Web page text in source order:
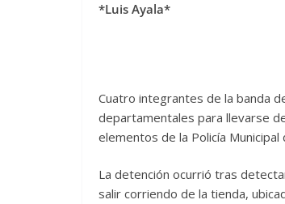
*Luis Ayala*
Cuatro integrantes de la banda
departamentales para llevarse
elementos de la Policía
La detención ocurrió tras
salir corriendo de la tienda,